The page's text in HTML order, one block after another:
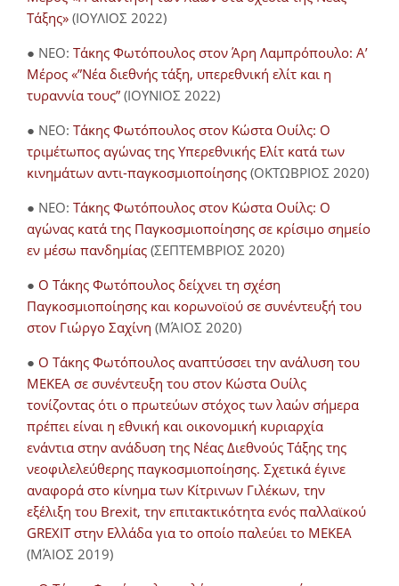
Τάξης» (ΙΟΥΛΙΟΣ 2022)
● NEO: Τάκης Φωτόπουλος στον Άρη Λαμπρόπουλο: Α’
Μέρος «”Νέα διεθνής τάξη, υπερεθνική ελίτ και η
τυραννία τους” (ΙΟΥΝΙΟΣ 2022)
● NEO: Τάκης Φωτόπουλος στον Κώστα Ουίλς: Ο
τριμέτωπος αγώνας της Υπερεθνικής Ελίτ κατά των
κινημάτων αντι-παγκοσμιοποίησης (ΟΚΤΩΒΡΙΟΣ 2020)
● NEO: Τάκης Φωτόπουλος στον Κώστα Ουίλς: Ο
αγώνας κατά της Παγκοσμιοποίησης σε κρίσιμο σημείο
εν μέσω πανδημίας (ΣΕΠΤΕΜΒΡΙΟΣ 2020)
● Ο Τάκης Φωτόπουλος δείχνει τη σχέση
Παγκοσμιοποίησης και κορωνοϊού σε συνέντευξή του
στον Γιώργο Σαχίνη (ΜΆΙΟΣ 2020)
● O Τάκης Φωτόπουλος αναπτύσσει την ανάλυση του
ΜΕΚΕΑ σε συνέντευξη του στον Κώστα Ουίλς
τονίζοντας ότι ο πρωτεύων στόχος των λαών σήμερα
πρέπει είναι η εθνική και οικονομική κυριαρχία
ενάντια στην ανάδυση της Νέας Διεθνούς Τάξης της
νεοφιλελεύθερης παγκοσμιοποίησης. Σχετικά έγινε
αναφορά στο κίνημα των Κίτρινων Γιλέκων, την
εξέλιξη του Brexit, την επιτακτικότητα ενός παλλαϊκού
GREXIT στην Ελλάδα για το οποίο παλεύει το ΜΕΚΕΑ
(ΜΆΙΟΣ 2019)